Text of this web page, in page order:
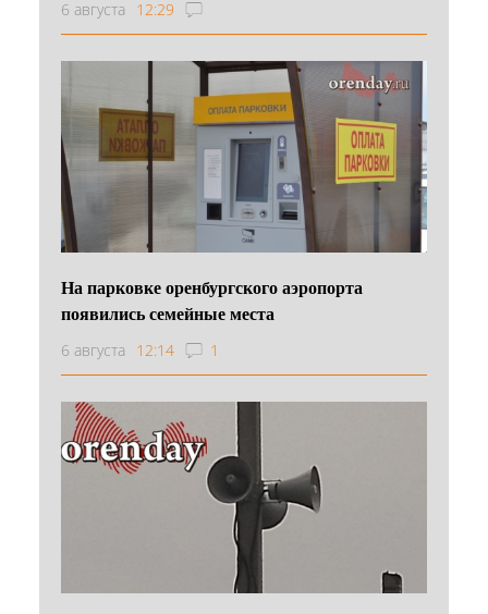
6 августа 12:29
На парковке оренбургского аэропорта
появились семейные места
6 августа 12:14 1